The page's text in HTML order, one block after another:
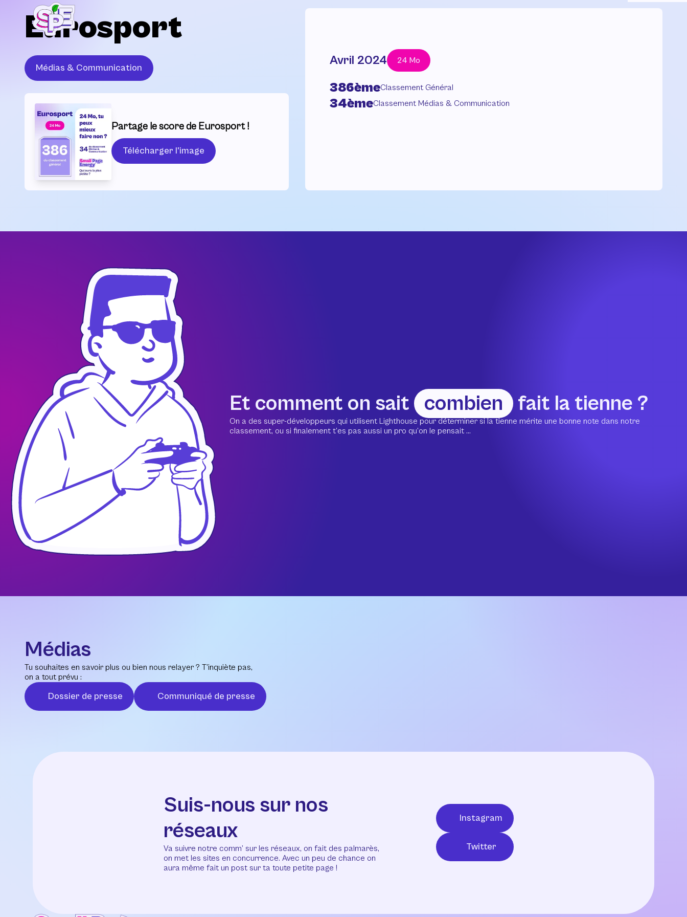
Eurosport
Médias & Communication
Partage le score de Eurosport !
Télécharger l'image
Avril 2024 24 Mo
386èmeClassement Général
34èmeClassement Médias & Communication
Et comment on sait combien fait la tienne ?
On a des super-développeurs qui utilisent Lighthouse pour déterminer si la tienne mérite une bonne note dans notre
classement, ou si finalement t’es pas aussi un pro qu’on le pensait ...
Médias
Tu souhaites en savoir plus ou bien nous relayer ? T’inquiète pas,
on a tout prévu :
Dossier de presse Communiqué de presse
Suis-nous sur nos
réseaux
Va suivre notre comm’ sur les réseaux, on fait des palmarès,
on met les sites en concurrence. Avec un peu de chance on
aura même fait un post sur ta toute petite page !
Instagram
Twitter